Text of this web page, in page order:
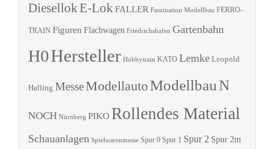
DiesellokE-LokFALLER Faszination Modellbau FERRO-
TRAIN Figuren Flachwagen Friedrichshafen Gartenbahn
H0Hersteller Hobbytrain KATO Lemke Leopold
Halling MesseModellautoModellbauN
NOCH Nürnberg PIKO Rollendes Material
Schauanlagen Spielwarenmesse Spur 0 Spur 1 Spur 2 Spur 2m